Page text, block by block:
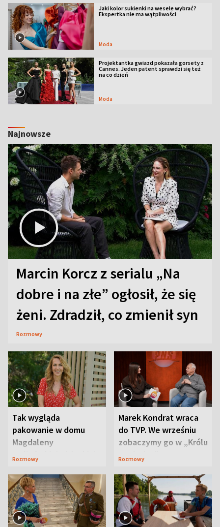
Jaki kolor sukienki na wesele wybrać?
Ekspertka nie ma wątpliwości
Moda
Projektantka gwiazd pokazała gorsety z
Cannes. Jeden patent sprawdzi się też
na co dzień
Moda
Najnowsze
Marcin Korcz z serialu „Na
dobre i na złe” ogłosił, że się
żeni. Zdradził, co zmienił syn
Rozmowy
Tak wygląda
pakowanie w domu
Magdaleny
Waligórskiej-Lisieckiej.
Rozmowy
Marek Kondrat wraca
do TVP. We wrześniu
zobaczymy go w „Królu
Maciusiu I”
Rozmowy